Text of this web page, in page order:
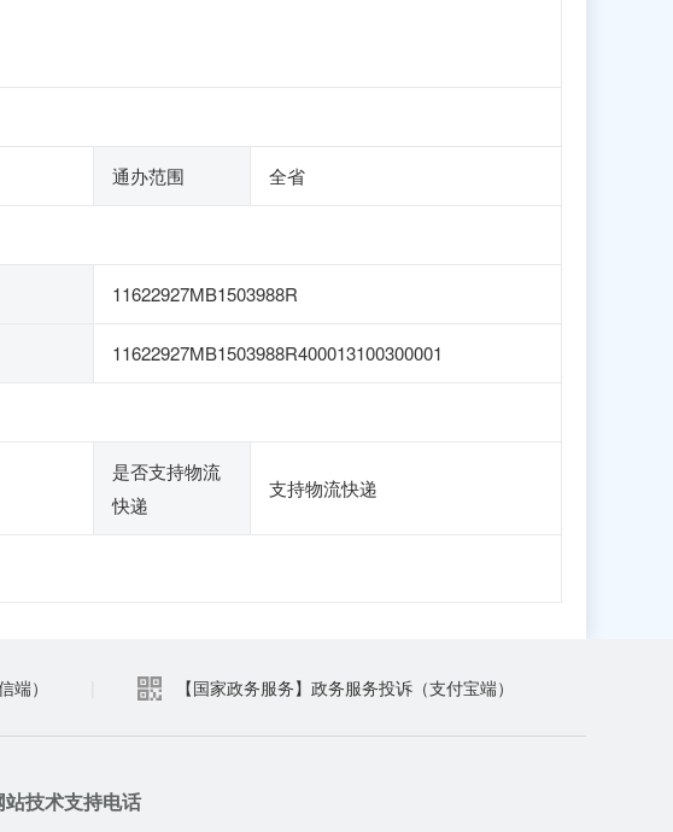
通办范围 全省
11622927MB1503988R
11622927MB1503988R400013100300001
是否支持物流
快递
支持物流快递
端） 【国家政务服务】政务服务投诉（支付宝端）
站技术支持电话